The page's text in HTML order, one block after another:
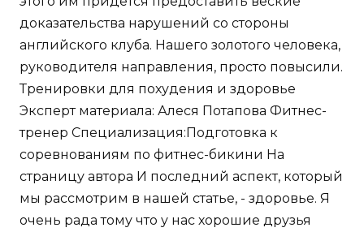
доказательства нарушений со стороны
английского клуба. Нашего золотого человека,
руководителя направления, просто повысили.
Тренировки для похудения и здоровье
Эксперт материала: Алеся Потапова Фитнес-
тренер Специализация:Подготовка к
соревнованиям по фитнес-бикини На
страницу автора И последний аспект, который
мы рассмотрим в нашей статье, - здоровье. Я
очень рада тому что у нас хорошие друзья